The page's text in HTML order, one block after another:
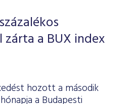
zárta a BUX index
hozott a második
a Budapesti